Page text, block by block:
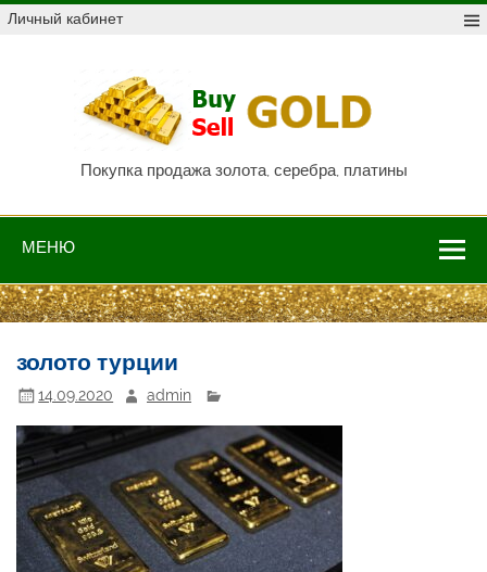
Skip
toЛичный кабинет
Покупка продажа золота, серебра, платины
МЕНЮ
золото турции
14.09.2020 admin